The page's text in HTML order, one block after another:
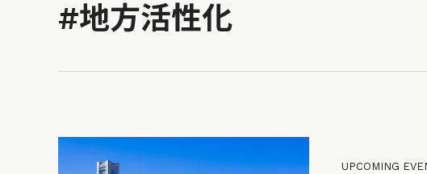
#地方活性化
UPCOMING